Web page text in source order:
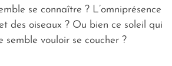
se connaître ? L’omniprésence
des oiseaux ? Ou bien ce soleil qui
semble vouloir se coucher ?